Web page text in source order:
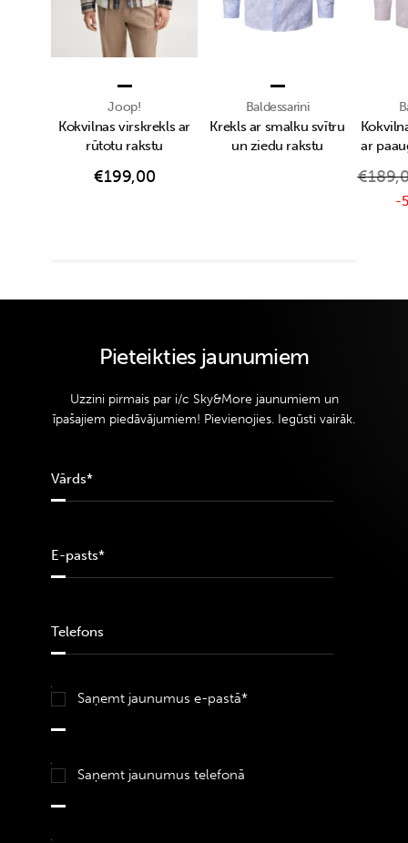
Joop!
Kokvilnas virskrekls ar
rūtotu rakstu
€199,00
Baldessarini
Krekls ar smalku svītru
un ziedu rakstu
ar
€
-
Pieteikties jaunumiem
Uzzini pirmais par i/c Sky&More jaunumiem un
īpašajiem piedāvājumiem! Pievienojies. Iegūsti vairāk.
Saņemt jaunumus e-pastā*
Saņemt jaunumus telefonā